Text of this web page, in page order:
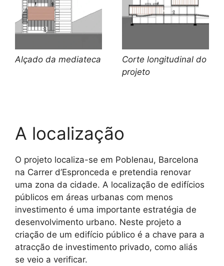
Alçado da mediateca
Corte longitudinal do
projeto
A localização
O projeto localiza-se em Poblenau, Barcelona
na Carrer d’Espronceda e pretendia renovar
uma zona da cidade. A localização de edifícios
públicos em áreas urbanas com menos
investimento é uma importante estratégia de
desenvolvimento urbano. Neste projeto a
criação de um edifício público é a chave para a
atracção de investimento privado, como aliás
se veio a verificar.